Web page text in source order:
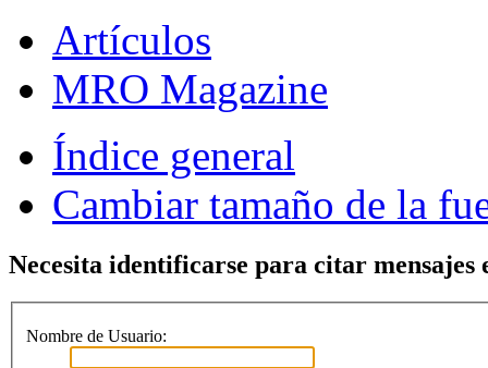
Artículos
MRO Magazine
Índice general
Cambiar tamaño de la
Necesita identificarse para citar mensajes
Nombre de Usuario: